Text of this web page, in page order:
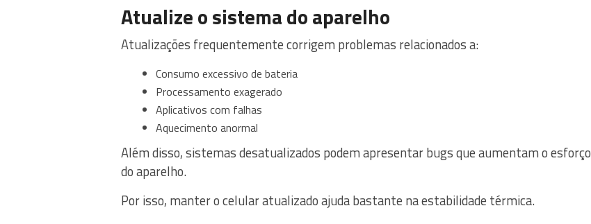
Atualize o sistema do aparelho
Atualizações frequentemente corrigem problemas relacionados a:
Consumo excessivo de bateria
Processamento exagerado
Aplicativos com falhas
Aquecimento anormal
Além disso, sistemas desatualizados podem apresentar bugs que aumentam o esforço
do aparelho.
Por isso, manter o celular atualizado ajuda bastante na estabilidade térmica.